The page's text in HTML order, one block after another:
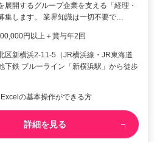
展開するグループ企業を支える「経理・
集します。 業界知識は一切不要で…
円以上＋賞与年2回
区新横浜2-11-5（JR横浜線・JR東海道
下鉄 ブルーライン「新横浜駅」から徒歩
の基本操作ができる方
詳細を見る